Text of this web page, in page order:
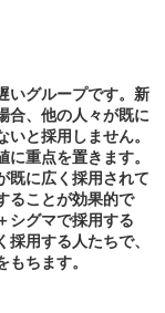
いグループです。新
合、他の人々が既に
と採用しません。
重点を置きます。
既に広く採用されて
ることが効果的で
シグマで採用する
用する人たちで、
ちます。